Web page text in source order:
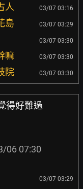
人 03/07 03:16
島 03/07 03:29
03/07 03:30
嘛 03/07 03:30
院 03/07 03:30
得好難過
06 07:30
03/07 03:29